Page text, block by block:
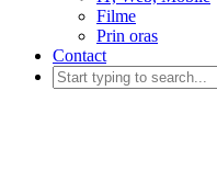
Filme
Prin oras
Contact